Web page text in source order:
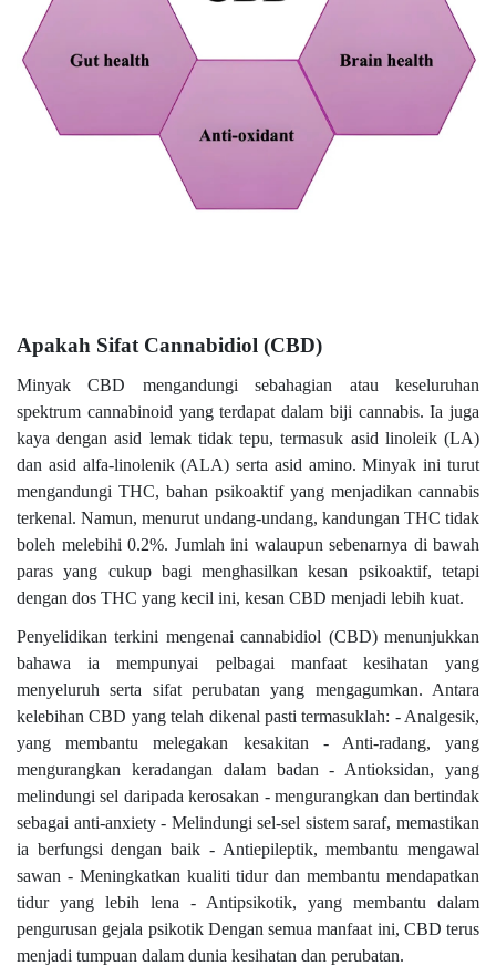
Apakah Sifat Cannabidiol (CBD)
Minyak CBD mengandungi sebahagian atau keseluruhan
spektrum cannabinoid yang terdapat dalam biji cannabis. Ia juga
kaya dengan asid lemak tidak tepu, termasuk asid linoleik (LA)
dan asid alfa-linolenik (ALA) serta asid amino. Minyak ini turut
mengandungi THC, bahan psikoaktif yang menjadikan cannabis
terkenal. Namun, menurut undang-undang, kandungan THC tidak
boleh melebihi 0.2%. Jumlah ini walaupun sebenarnya di bawah
paras yang cukup bagi menghasilkan kesan psikoaktif, tetapi
dengan dos THC yang kecil ini, kesan CBD menjadi lebih kuat.
Penyelidikan terkini mengenai cannabidiol (CBD) menunjukkan
bahawa ia mempunyai pelbagai manfaat kesihatan yang
menyeluruh serta sifat perubatan yang mengagumkan. Antara
kelebihan CBD yang telah dikenal pasti termasuklah: - Analgesik,
yang membantu melegakan kesakitan - Anti-radang, yang
mengurangkan keradangan dalam badan - Antioksidan, yang
melindungi sel daripada kerosakan - mengurangkan dan bertindak
sebagai anti-anxiety - Melindungi sel-sel sistem saraf, memastikan
ia berfungsi dengan baik - Antiepileptik, membantu mengawal
sawan - Meningkatkan kualiti tidur dan membantu mendapatkan
tidur yang lebih lena - Antipsikotik, yang membantu dalam
pengurusan gejala psikotik Dengan semua manfaat ini, CBD terus
menjadi tumpuan dalam dunia kesihatan dan perubatan.